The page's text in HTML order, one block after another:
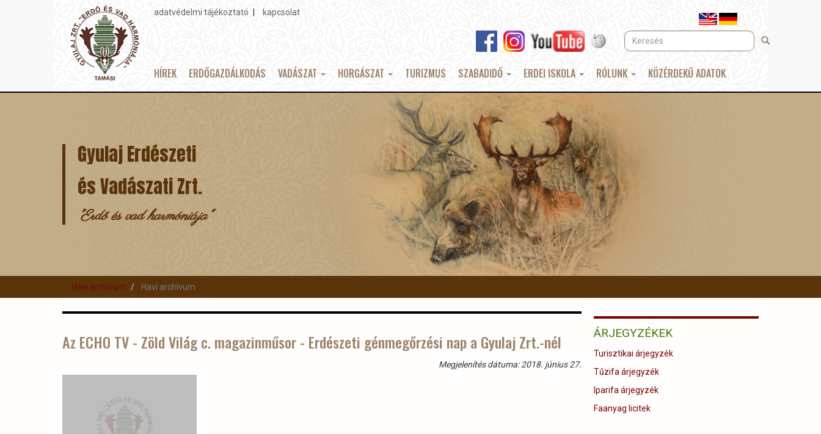
Topmenu
adatvédelmi tájékoztató kapcsolat
Keresés Keresés
Main
HÍREK ERDŐGAZDÁLKODÁS VADÁSZAT HORGÁSZAT TURIZMUS SZABADIDŐ ERDEI ISKOLA RÓLUNK KÖZÉRDEKŰ ADATOK
Gyulaj Erdészeti
és Vadászati Zrt.
"Erdő és vad harmóniája"
Havi archívum Havi archívum
Az ECHO TV - Zöld Világ c. magazinműsor - Erdészeti génmegőrzési nap a Gyulaj Zrt.-nél
Megjelenítés dátuma: 2018. június 27.
ÁRJEGYZÉKEK
Turisztikai árjegyzék
Tűzifa árjegyzék
Iparifa árjegyzék
Faanyag licitek